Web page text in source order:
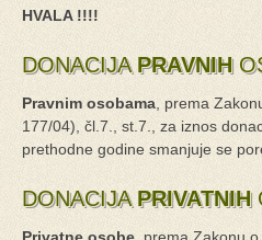
HVALA !!!!
DONACIJA PRAVNIH
Pravnim osobama , prema
177/04), čl.7., st.7., za iznos
prethodne godine smanjuje se
DONACIJA PRIVATNIH
Privatne osobe , prema Zakonu